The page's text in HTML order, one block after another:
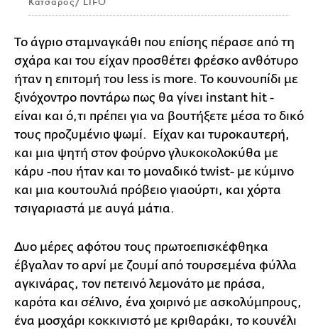
Το άγριο σταμναγκάθι που επίσης πέρασε από τη
σχάρα και του είχαν προσθέτει φρέσκο ανθότυρο
ήταν η επιτομή του less is more. Το κουνουπίδι με
ξινόχοντρο ποντάρω πως θα γίνει instant hit -
είναι και ό,τι πρέπει για να βουτήξετε μέσα το δικό
τους προζυμένιο ψωμί. Είχαν και τυροκαυτερή,
και μια ψητή στον φούρνο γλυκοκολοκύθα με
κάρυ -που ήταν και το μοναδικό twist- με κύμινο
και μια κουτουλιά πρόβειο γιαούρτι, και χόρτα
τσιγαριαστά με αυγά μάτια.
Δυο μέρες αφότου τους πρωτοεπισκέφθηκα
έβγαλαν το αρνί με ζουμί από τουρσεμένα φύλλα
αγκινάρας, τον πετεινό λεμονάτο με πράσα,
καρότα και σέλινο, ένα χοιρινό με ασκολύμπρους,
ένα μοσχάρι κοκκινιστό με κριθαράκι, το κουνέλι